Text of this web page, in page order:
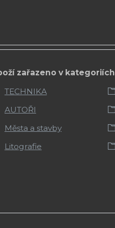
zařazeno v kategoriích
TECHNIKA
AUTOŘI
Města a stavby
Litografie